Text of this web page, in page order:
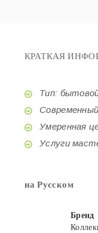
КРАТКАЯ
Тип:
Умеренная
Услуги
на Русском
Бренд